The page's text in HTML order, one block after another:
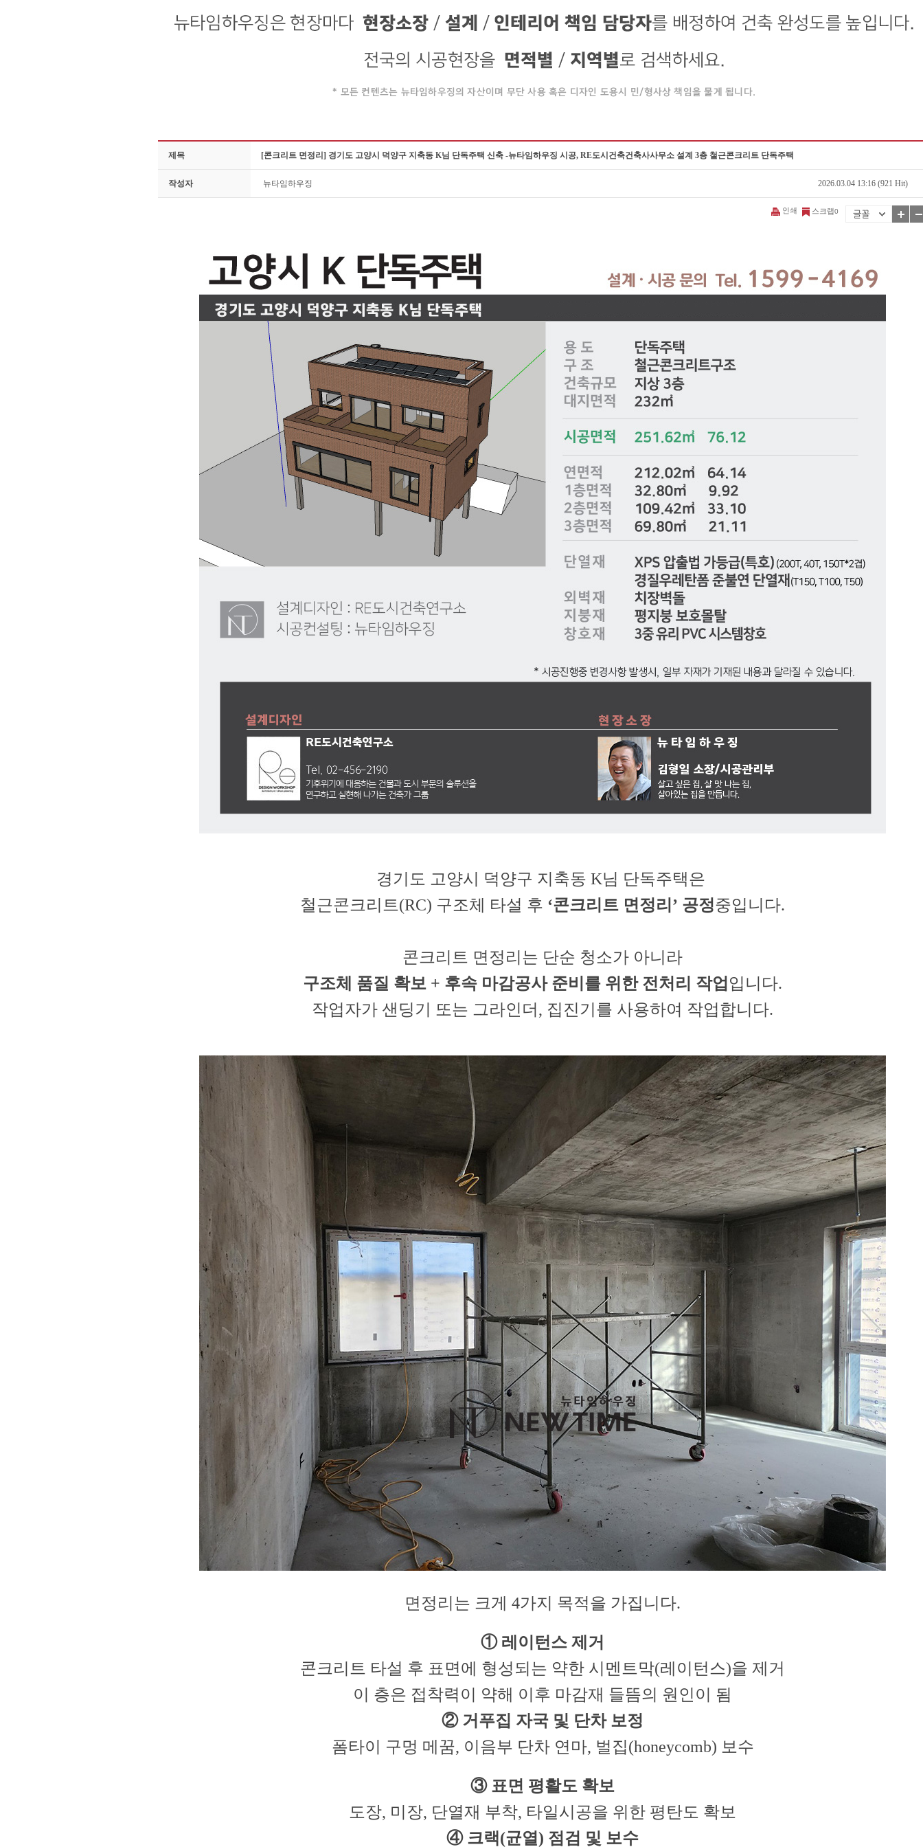
제목 [콘크리트 면정리] 경기도 고양시 덕양구 지축동 K님 단독주택 신축 -뉴타임하우징 시공, RE도시건축건축사사무소 설계 3층 철근콘크리트 단독주택
작성자 뉴타임하우징 2026.03.04 13:16 (921 Hit)
인쇄 스크랩0
경기도 고양시 덕양구 지축동 K님 단독주택은
철근콘크리트(RC) 구조체 타설 후 ‘콘크리트 면정리’ 공정중입니다.
콘크리트 면정리는 단순 청소가 아니라
구조체 품질 확보 + 후속 마감공사 준비를 위한 전처리 작업 입니다.
작업자가 샌딩기 또는 그라인더, 집진기를 사용하여 작업합니다.
면정리는 크게 4가지 목적을 가집니다.
① 레이턴스 제거
콘크리트 타설 후 표면에 형성되는 약한 시멘트막(레이턴스)을 제거
이 층은 접착력이 약해 이후 마감재 들뜸의 원인이 됨
② 거푸집 자국 및 단차 보정
폼타이 구멍 메꿈, 이음부 단차 연마, 벌집(honeycomb) 보수
③ 표면 평활도 확보
도장, 미장, 단열재 부착, 타일시공을 위한 평탄도 확보
④ 크랙(균열) 점검 및 보수